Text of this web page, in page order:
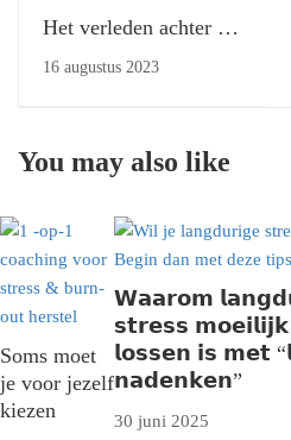
Het verleden achter je
laten, dat kan
makkelijk toch?
16 augustus 2023
You may also like
Soms moet
je voor jezelf
kiezen
𝗪𝗮𝗮𝗿𝗼𝗺
𝘀𝘁𝗿𝗲𝘀𝘀
𝗹𝗼𝘀𝘀𝗲𝗻 𝗶𝘀 𝗺𝗲𝘁
𝗻𝗮𝗱𝗲𝗻𝗸𝗲𝗻”
30 juni 2025